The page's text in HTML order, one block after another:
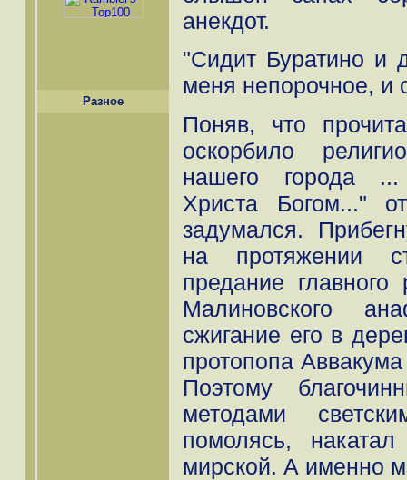
Разное
анекдот.
"Сидит Буратино и
меня непорочное, и
Поняв, что
оскорбило
нашего города
Христа Богом..."
задумался.
на протяжении
предание
Малиновского
сжигание его в
протопопа
Поэтому
методами
помолясь,
мирской. А именно